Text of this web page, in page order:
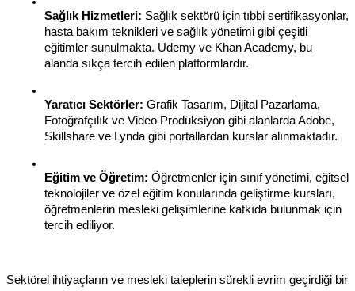
Sağlık Hizmetleri: Sağlık sektörü için tıbbi sertifikasyonlar,
hasta bakım teknikleri ve sağlık yönetimi gibi çeşitli
eğitimler sunulmakta. Udemy ve Khan Academy, bu
alanda sıkça tercih edilen platformlardır.
Yaratıcı Sektörler: Grafik Tasarım, Dijital Pazarlama,
Fotoğrafçılık ve Video Prodüksiyon gibi alanlarda Adobe,
Skillshare ve Lynda gibi portallardan kurslar alınmaktadır.
Eğitim ve Öğretim: Öğretmenler için sınıf yönetimi, eğitsel
teknolojiler ve özel eğitim konularında geliştirme kursları,
öğretmenlerin mesleki gelişimlerine katkıda bulunmak için
tercih ediliyor.
Sektörel ihtiyaçların ve mesleki taleplerin sürekli evrim geçirdiği bir